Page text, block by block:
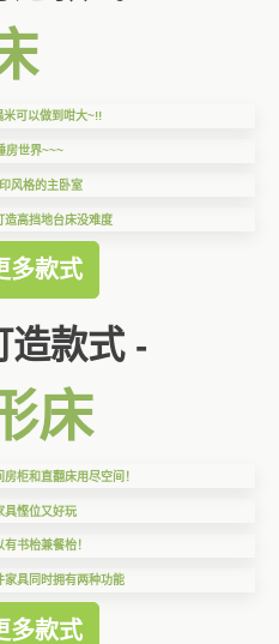
米可以做到咁大~!!
房世界~~~
风格的主卧室
造高挡地台床没难度
多款式
造款式 -
床
房柜和直翻床用尽空间！
具悭位又好玩
书枱兼餐枱！
家具同时拥有两种功能
多款式